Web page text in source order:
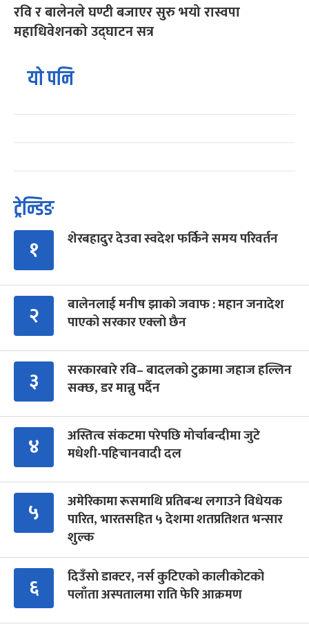
रवि र बालेनले घण्टी बजाएर सुरु भयो रास्वपा
महाधिवेशनको उद्घाटन सत्र
यो पनि
ट्रेन्डिङ
१ शेरबहादुर देउवा स्वदेश फर्किने समय परिवर्तन
२
बालेनलाई मनीष झाको जवाफ : महान जनादेश
पाएको सरकार एक्लो छैन
३
सरकारबारे रवि– बादलको टुक्रामा जहाज हल्लिन
सक्छ, डर मान्नु पर्दैन
४
अस्तित्व संकटमा परेपछि मोर्चाबन्दीमा जुटे
मधेशी-पहिचानवादी दल
५
अमेरिकामा रूसमाथि प्रतिबन्ध लगाउने विधेयक
पारित, भारतसहित ५ देशमा शतप्रतिशत भन्सार
शुल्क
६
दिउँसो डाक्टर, नर्स कुटिएको कालीकोटको
पलाँता अस्पतालमा राति फेरि आक्रमण